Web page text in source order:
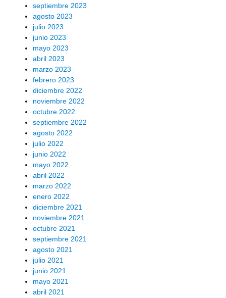
septiembre 2023
agosto 2023
julio 2023
junio 2023
mayo 2023
abril 2023
marzo 2023
febrero 2023
diciembre 2022
noviembre 2022
octubre 2022
septiembre 2022
agosto 2022
julio 2022
junio 2022
mayo 2022
abril 2022
marzo 2022
enero 2022
diciembre 2021
noviembre 2021
octubre 2021
septiembre 2021
agosto 2021
julio 2021
junio 2021
mayo 2021
abril 2021